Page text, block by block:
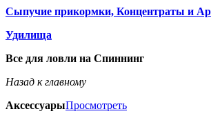
Сыпучие прикормки, Концентраты и
Удилища
Все для ловли на Спиннинг
Назад к главному
АксессуарыПросмотреть